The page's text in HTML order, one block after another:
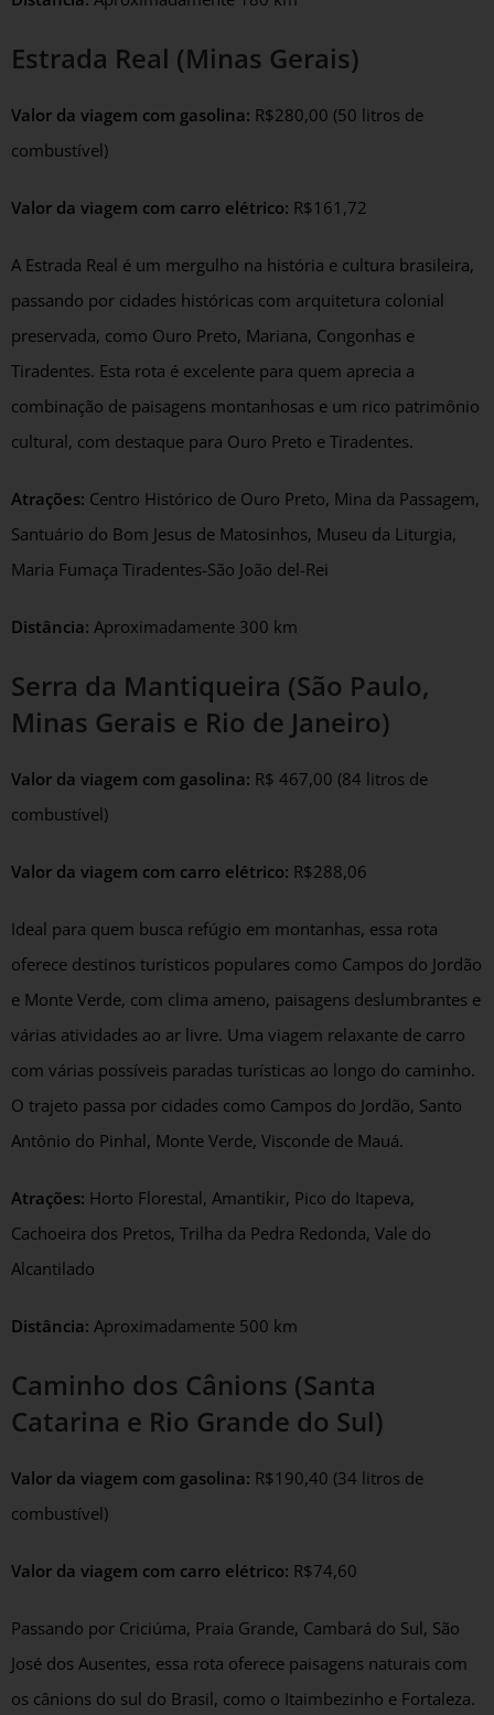
Estrada Real (Minas Gerais)
Valor da viagem com gasolina: R$280,00 (50 litros de
combustível)
Valor da viagem com carro elétrico: R$161,72
A Estrada Real é um mergulho na história e cultura brasileira,
passando por cidades históricas com arquitetura colonial
preservada, como Ouro Preto, Mariana, Congonhas e
Tiradentes. Esta rota é excelente para quem aprecia a
combinação de paisagens montanhosas e um rico patrimônio
cultural, com destaque para Ouro Preto e Tiradentes.
Atrações: Centro Histórico de Ouro Preto, Mina da Passagem,
Santuário do Bom Jesus de Matosinhos, Museu da Liturgia,
Maria Fumaça Tiradentes-São João del-Rei
Distância: Aproximadamente 300 km
Serra da Mantiqueira (São Paulo,
Minas Gerais e Rio de Janeiro)
Valor da viagem com gasolina: R$ 467,00 (84 litros de
combustível)
Valor da viagem com carro elétrico: R$288,06
Ideal para quem busca refúgio em montanhas, essa rota
oferece destinos turísticos populares como Campos do Jordão
e Monte Verde, com clima ameno, paisagens deslumbrantes e
várias atividades ao ar livre. Uma viagem relaxante de carro
com várias possíveis paradas turísticas ao longo do caminho.
O trajeto passa por cidades como Campos do Jordão, Santo
Antônio do Pinhal, Monte Verde, Visconde de Mauá.
Atrações: Horto Florestal, Amantikir, Pico do Itapeva,
Cachoeira dos Pretos, Trilha da Pedra Redonda, Vale do
Alcantilado
Distância: Aproximadamente 500 km
Caminho dos Cânions (Santa
Catarina e Rio Grande do Sul)
Valor da viagem com gasolina: R$190,40 (34 litros de
combustível)
Valor da viagem com carro elétrico: R$74,60
Passando por Criciúma, Praia Grande, Cambará do Sul, São
José dos Ausentes, essa rota oferece paisagens naturais com
os cânions do sul do Brasil, como o Itaimbezinho e Fortaleza.